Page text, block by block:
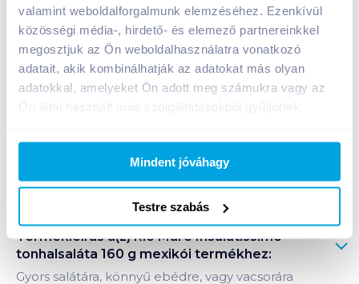
valamint weboldalforgalmunk elemzéséhez. Ezenkívül
közösségi média-, hirdető- és elemező partnereinkkel
megosztjuk az Ön weboldalhasználatra vonatkozó
adatait, akik kombinálhatják az adatokat más olyan
adatokkal, amelyeket Ön adott meg számukra vagy az
Mindent jóváhagy
Testre szabás
KosárbaKosárba
1 karton = 36 db
Értesíts, ha olcsóbb!
Termékleírás a(z)Rio Mare Insalatissime
tonhalsaláta 160 g mexikói termékhez:
Gyors salátára, könnyű ebédre, vagy vacsorára